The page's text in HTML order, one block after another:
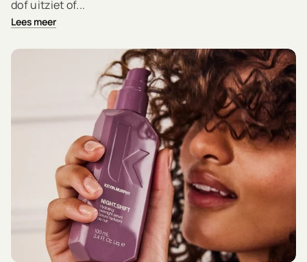
dof uitziet of...
Lees meer